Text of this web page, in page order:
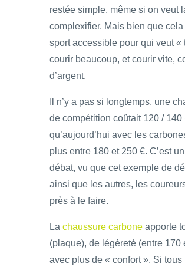
restée simple, même si on veut
complexifier. Mais bien que cela
sport accessible pour qui veut «
courir beaucoup, et courir vite,
d’argent.
Il n’y a pas si longtemps, une
de compétition coûtait 120 / 140
qu’aujourd’hui avec les
plus entre 180 et 250 €. C’est
débat, vu que cet exemple de
ainsi que les autres, les
près à le faire.
La chaussure carbone apporte
(plaque), de légèreté (entre 170
avec plus de « confort ». Si tous